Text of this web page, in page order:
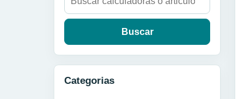
Categorias